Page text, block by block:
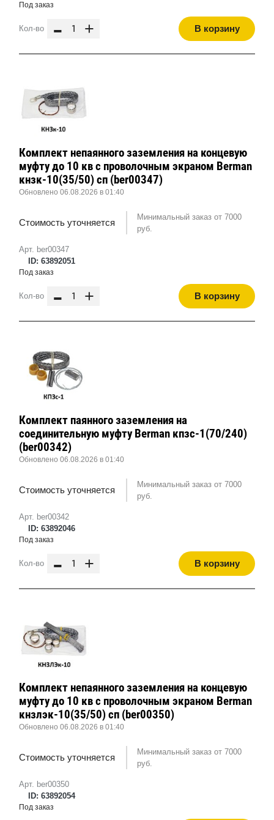
Под заказ
Кол-во - + В корзину
Арт. ber00347
ID: 63892051
Комплект непаянного заземления на концевую
муфту до 10 кв с проволочным экраном Berman
кнзк-10(35/50) сп (ber00347)
Обновлено 06.08.2026 в 01:40
Стоимость уточняется
Минимальный заказ от 7000
руб.
Под заказ
Кол-во - + В корзину
Арт. ber00342
ID: 63892046
Комплект паянного заземления на
соединительную муфту Berman кпзс-1(70/240)
(ber00342)
Обновлено 06.08.2026 в 01:40
Стоимость уточняется
Минимальный заказ от 7000
руб.
Под заказ
Кол-во - + В корзину
Арт. ber00350
ID: 63892054
Комплект непаянного заземления на концевую
муфту до 10 кв с проволочным экраном Berman
кнзлэк-10(35/50) сп (ber00350)
Обновлено 06.08.2026 в 01:40
Стоимость уточняется
Минимальный заказ от 7000
руб.
Под заказ